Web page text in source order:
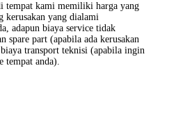
tempat kami memiliki harga yang
kerusakan yang dialami
adapun biaya service tidak
spare part (apabila ada kerusakan
transport teknisi (apabila ingin
tempat anda).